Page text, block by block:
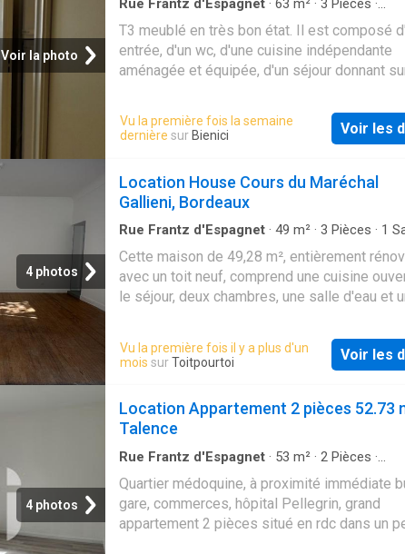
Provision sur charges 60 €/mois,
annuelle. Dépôt de garantie 860 €. Classe
Classe climat A Montant estimé des
annuelles d'énergie pour un usage standard:
2023 (abonnements compris). Les
les risques auxquels ce bien est exposé
georisques.gouv.fr
Voir la photo
T3 meublé en très bon état. Il est composé
entrée, d'un wc, d'une cuisine indépendante
aménagée et équipée, d'un séjour donnant
un placard, deux chambres, un dressing, une
d'eau. Box fermé dans parking
sécuriséAPPARTEMENT EN TRES BON ETAT
Vu la première fois la semaine
dernière sur Bienici Voir les
4 photos
Location House Cours du Maréchal
Gallieni, Bordeaux
Rue Frantz d'Espagnet · 49 m² · 3 Pièces · 1
Cette maison de 49,28 m², entièrement
avec un toit neuf, comprend une cuisine
le séjour, deux chambres, une salle d'eau et
Vu la première fois il y a plus d'un
mois surToitpourtoi Voir les
4 photos
Location Appartement 2 pièces 52.73
Talence
Rue Frantz d'Espagnet · 53 m² · 2 Pièces ·
Quartier médoquine, à proximité immédiate
gare, commerces, hôpital Pellegrin, grand
appartement 2 pièces situé en rdc dans un